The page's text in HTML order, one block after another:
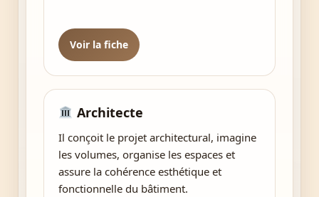
Voir la fiche
Architecte
Il conçoit le projet architectural, imagine
les volumes, organise les espaces et
assure la cohérence esthétique et
fonctionnelle du bâtiment.